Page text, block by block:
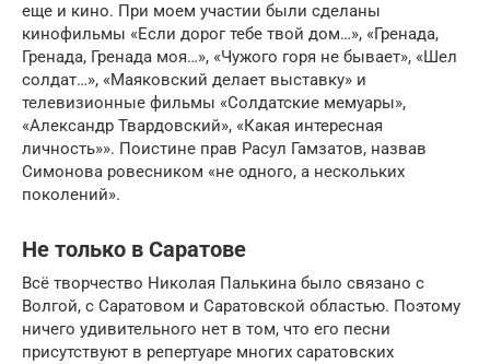
еще и кино. При моем участии были сделаны
кинофильмы «Если дорог тебе твой дом…», «Гренада,
Гренада, Гренада моя…», «Чужого горя не бывает», «Шел
солдат…», «Маяковский делает выставку» и
телевизионные фильмы «Солдатские мемуары»,
«Александр Твардовский», «Какая интересная
личность»». Поистине прав Расул Гамзатов, назвав
Симонова ровесником «не одного, а нескольких
поколений».
Не только в Саратове
Всё творчество Николая Палькина было связано с
Волгой, с Саратовом и Саратовской областью. Поэтому
ничего удивительного нет в том, что его песни
присутствуют в репертуаре многих саратовских